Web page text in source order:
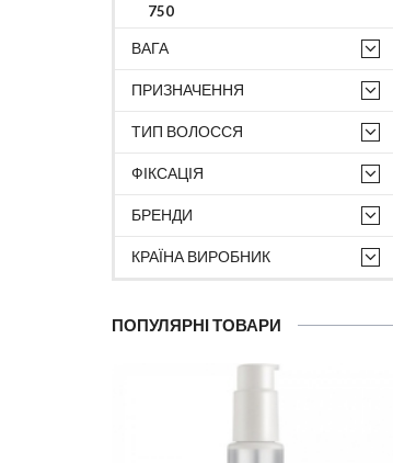
750
ВАГА
ПРИЗНАЧЕННЯ
ТИП ВОЛОССЯ
ФІКСАЦІЯ
БРЕНДИ
КРАЇНА ВИРОБНИК
ПОПУЛЯРНІ ТОВАРИ